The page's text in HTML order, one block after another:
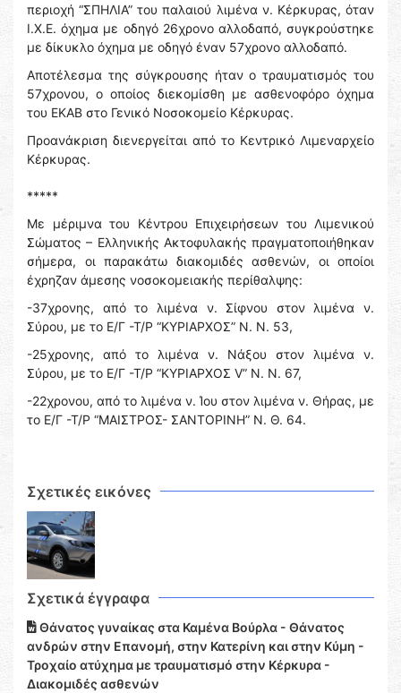
περιοχή “ΣΠΗΛΙΑ” του παλαιού λιμένα ν. Κέρκυρας, όταν
Ι.Χ.Ε. όχημα με οδηγό 26χρονο αλλοδαπό, συγκρούστηκε
με δίκυκλο όχημα με οδηγό έναν 57χρονο αλλοδαπό.
Αποτέλεσμα της σύγκρουσης ήταν ο τραυματισμός του
57χρονου, ο οποίος διεκομίσθη με ασθενοφόρο όχημα
του ΕΚΑΒ στο Γενικό Νοσοκομείο Κέρκυρας.
Προανάκριση διενεργείται από το Κεντρικό Λιμεναρχείο
Κέρκυρας.
*****
Με μέριμνα του Κέντρου Επιχειρήσεων του Λιμενικού
Σώματος – Ελληνικής Ακτοφυλακής πραγματοποιήθηκαν
σήμερα, οι παρακάτω διακομιδές ασθενών, οι οποίοι
έχρηζαν άμεσης νοσοκομειακής περίθαλψης:
-37χρονης, από το λιμένα ν. Σίφνου στον λιμένα ν.
Σύρου, με το Ε/Γ -Τ/Ρ “ΚΥΡΙΑΡΧΟΣ” Ν. Ν. 53,
-25χρονης, από το λιμένα ν. Νάξου στον λιμένα ν.
Σύρου, με το Ε/Γ -Τ/Ρ “ΚΥΡΙΑΡΧΟΣ V” Ν. Ν. 67,
-22χρονου, από το λιμένα ν. Ίου στον λιμένα ν. Θήρας, με
το Ε/Γ -Τ/Ρ “ΜΑΙΣΤΡΟΣ- ΣΑΝΤΟΡΙΝΗ” Ν. Θ. 64.
Σχετικές εικόνες
Σχετικά έγγραφα
Θάνατος γυναίκας στα Καμένα Βούρλα - Θάνατος
ανδρών στην Επανομή, στην Κατερίνη και στην Κύμη -
Τροχαίο ατύχημα με τραυματισμό στην Κέρκυρα -
Διακομιδές ασθενών